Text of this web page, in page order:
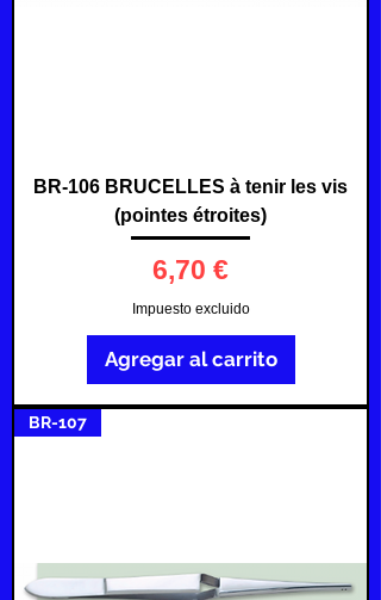
BR-106 BRUCELLES à tenir les vis
(pointes étroites)
Precio
6,70 €
Impuesto excluido
Agregar al carrito
BR-107